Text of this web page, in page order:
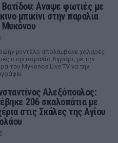
Βατίδου: Αναψε φωτιές με
μπικίνι στην παραλία
Μυκόνου
μοντέλο απολάμβανε χαλαρές
στην παραλία Αγράρι, με την
του Mykonos Live TV να την
Αλεξόπουλος:
206 σκαλοπάτια με
στις Σκάλες της Αγίου